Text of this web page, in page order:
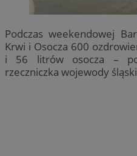
Podczas weekendowej
Krwi i Osocza 600
i 56 litrów osocza –
rzeczniczka wojewody